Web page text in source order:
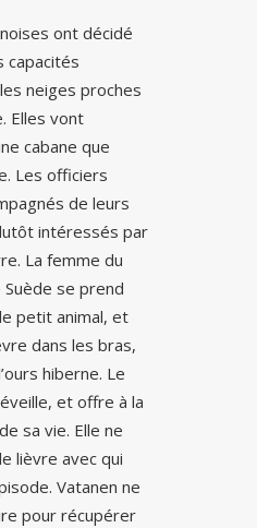
ont décidé
capacités
neiges proches
Elles vont
cabane que
Les officiers
de leurs
intéressés par
La femme du
se prend
petit animal, et
dans les bras,
hiberne. Le
et offre à la
sa vie. Elle ne
lièvre avec qui
Vatanen ne
pour récupérer